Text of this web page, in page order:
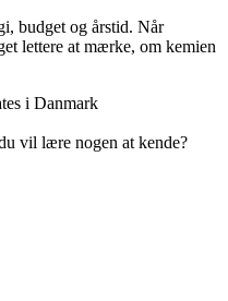
budget og årstid. Når
lettere at mærke, om kemien
i Danmark
vil lære nogen at kende?